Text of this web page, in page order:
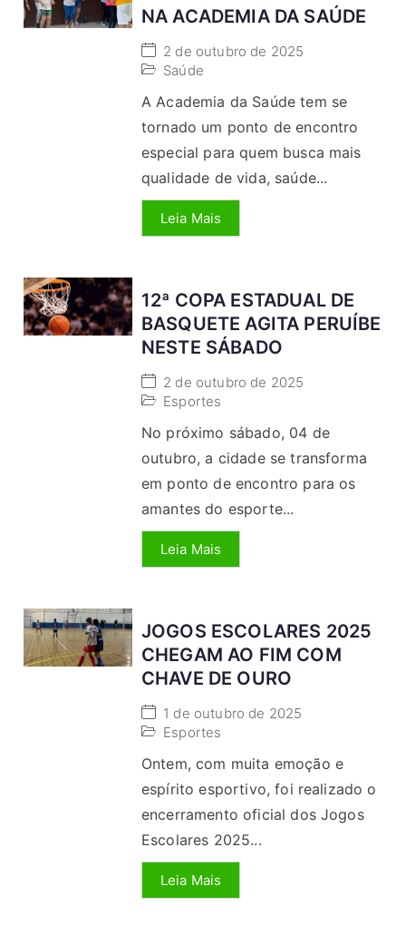
NA ACADEMIA DA SAÚDE
2 de outubro de 2025
Saúde
A Academia da Saúde tem se
tornado um ponto de encontro
especial para quem busca mais
qualidade de vida, saúde...
Leia Mais
12ª COPA ESTADUAL DE
BASQUETE AGITA PERUÍBE
NESTE SÁBADO
2 de outubro de 2025
Esportes
No próximo sábado, 04 de
outubro, a cidade se transforma
em ponto de encontro para os
amantes do esporte...
Leia Mais
JOGOS ESCOLARES 2025
CHEGAM AO FIM COM
CHAVE DE OURO
1 de outubro de 2025
Esportes
Ontem, com muita emoção e
espírito esportivo, foi realizado o
encerramento oficial dos Jogos
Escolares 2025...
Leia Mais